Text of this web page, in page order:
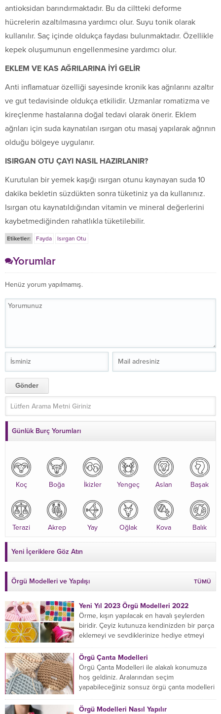
antioksidan barındırmaktadır. Bu da ciltteki deforme
hücrelerin azaltılmasına yardımcı olur. Suyu tonik olarak
kullanılır. Saç içinde oldukça faydası bulunmaktadır. Özellikle
kepek oluşumunun engellenmesine yardımcı olur.
EKLEM VE KAS AĞRILARINA İYİ GELİR
Anti inflamatuar özelliği sayesinde kronik kas ağrılarını azaltır
ve gut tedavisinde oldukça etkilidir. Uzmanlar romatizma ve
kireçlenme hastalarına doğal tedavi olarak önerir. Eklem
ağrıları için suda kaynatılan ısırgan otu masaj yapılarak ağrının
olduğu bölgeye uygulanır.
ISIRGAN OTU ÇAYI NASIL HAZIRLANIR?
Kurutulan bir yemek kaşığı ısırgan otunu kaynayan suda 10
dakika bekletin süzdükten sonra tüketiniz ya da kullanınız.
Isırgan otu kaynatıldığından vitamin ve mineral değerlerini
kaybetmediğinden rahatlıkla tüketilebilir.
Etiketler: Fayda Isırgan Otu
Yorumlar
Henüz yorum yapılmamış.
Günlük Burç Yorumları
Koç Boğa İkizler Yengeç Aslan Başak
Terazi Akrep Yay Oğlak Kova Balık
Yeni İçeriklere Göz Atın
Örgü Modelleri ve Yapılışı TÜMÜ
Yeni Yıl 2023 Örgü Modelleri 2022
Örme, kışın yapılacak en havalı şeylerden
biridir. Çeyiz kutunuza kendinizden bir parça
eklemeyi ve sevdiklerinize hediye etmeyi
Örgü Çanta Modelleri
Örgü Çanta Modelleri ile alakalı konumuza
hoş geldiniz. Aralarından seçim
yapabileceğiniz sonsuz örgü çanta modelleri
Örgü Modelleri Nasıl Yapılır